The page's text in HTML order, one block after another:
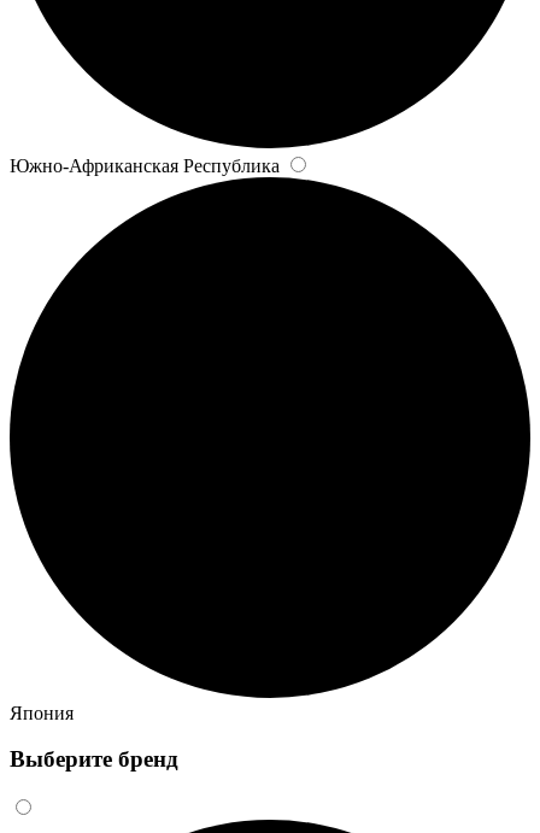
Южно-Африканская Республика
Япония
Выберите бренд